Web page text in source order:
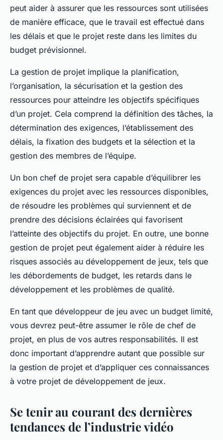
peut aider à assurer que les ressources sont utilisées
de manière efficace, que le travail est effectué dans
les délais et que le projet reste dans les limites du
budget prévisionnel.
La gestion de projet implique la planification,
l’organisation, la sécurisation et la gestion des
ressources pour atteindre les objectifs spécifiques
d’un projet. Cela comprend la définition des tâches, la
détermination des exigences, l’établissement des
délais, la fixation des budgets et la sélection et la
gestion des membres de l’équipe.
Un bon chef de projet sera capable d’équilibrer les
exigences du projet avec les ressources disponibles,
de résoudre les problèmes qui surviennent et de
prendre des décisions éclairées qui favorisent
l’atteinte des objectifs du projet. En outre, une bonne
gestion de projet peut également aider à réduire les
risques associés au développement de jeux, tels que
les débordements de budget, les retards dans le
développement et les problèmes de qualité.
En tant que développeur de jeu avec un budget limité,
vous devrez peut-être assumer le rôle de chef de
projet, en plus de vos autres responsabilités. Il est
donc important d’apprendre autant que possible sur
la gestion de projet et d’appliquer ces connaissances
à votre projet de développement de jeux.
Se tenir au courant des dernières
tendances de l’industrie vidéo